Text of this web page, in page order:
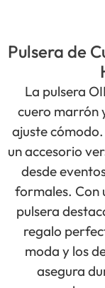
Pulsera de
La pulsera
cuero marrón
ajuste
un accesorio
desde
formales. Con
pulsera
regalo
moda y los
asegura